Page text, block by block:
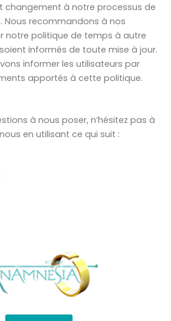
changement à notre processus de
Nous recommandons à nos
notre politique de temps à autre
soient informés de toute mise à jour.
informer les utilisateurs par
apportés à cette politique.
à nous poser, n’hésitez pas à
en utilisant ce qui suit :